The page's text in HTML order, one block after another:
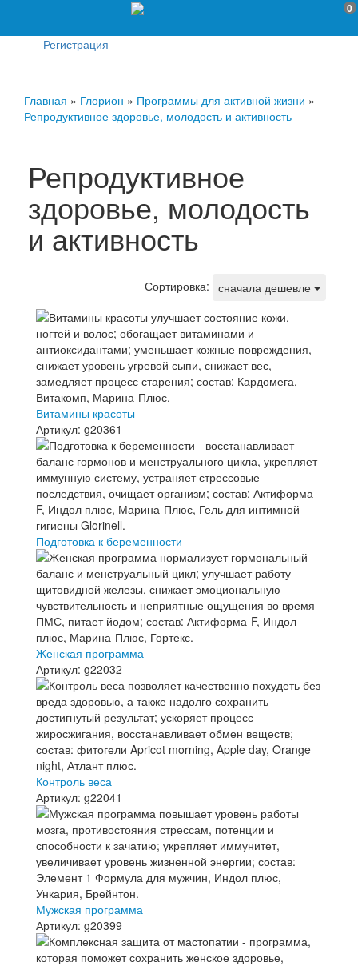
0
Регистрация
Главная » Глорион » Программы для активной жизни »
Репродуктивное здоровье, молодость и активность
Репродуктивное
здоровье, молодость
и активность
Сортировка: сначала дешевле
Витамины красоты
Артикул: g20361
Подготовка к беременности
Женская программа
Артикул: g22032
Контроль веса
Артикул: g22041
Мужская программа
Артикул: g20399